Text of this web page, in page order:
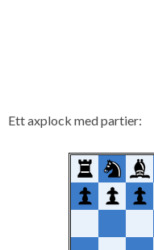
Ett axplock med partier: